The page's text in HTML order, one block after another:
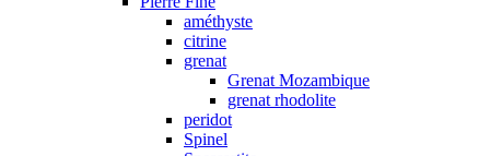
améthyste
citrine
grenat
Grenat Mozambique
grenat rhodolite
peridot
Spinel